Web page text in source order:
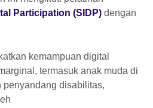
Participation (SIDP) dengan
kemampuan digital
termasuk anak muda di
penyandang disabilitas,